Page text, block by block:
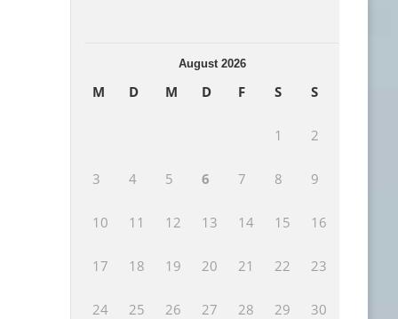
August 2026
M D M D F S S
1 2
3 4 5 6 7 8 9
10 11 12 13 14 15 16
17 18 19 20 21 22 23
24 25 26 27 28 29 30